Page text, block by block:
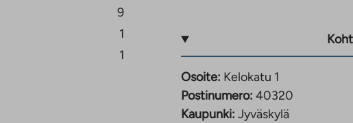
9
1
1
Osoite: Kelokatu 1
Postinumero: 40320
Kaupunki: Jyväskylä